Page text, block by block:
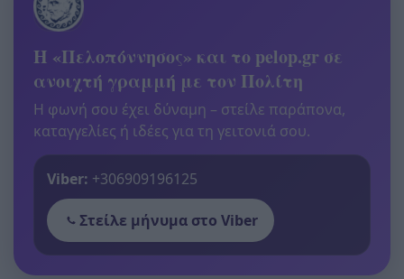
Η «Πελοπόννησος» και το pelop.gr σε
ανοιχτή γραμμή με τον Πολίτη
Η φωνή σου έχει δύναμη – στείλε παράπονα,
καταγγελίες ή ιδέες για τη γειτονιά σου.
Viber: +306909196125
Στείλε μήνυμα στο Viber